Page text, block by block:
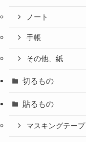
ノート
手帳
その他、紙
切るもの
貼るもの
マスキングテープ